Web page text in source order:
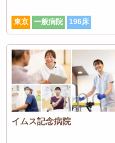
東京 一般病院 196床
イムス記念病院